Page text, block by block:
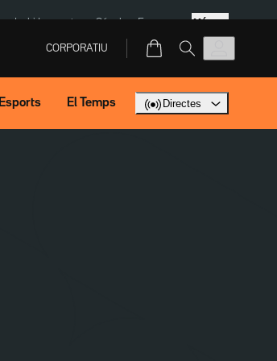
Isaki Lacuesta Sánchez Europa Més
CORPORATIU
Esports El Temps Directes